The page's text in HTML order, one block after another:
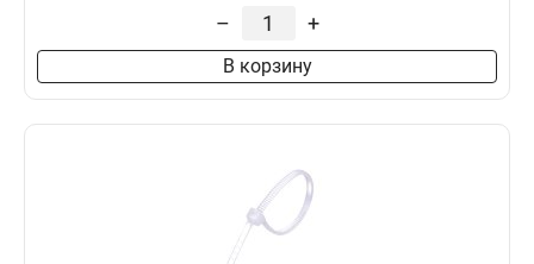
– +
В корзину